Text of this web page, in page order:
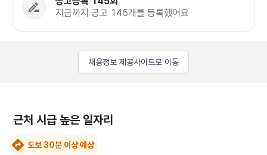
지금까지 공고 145개를 등록했어요
채용정보 제공사이트로 이동
근처 시급 높은 일자리
도보 30분 이상 예상